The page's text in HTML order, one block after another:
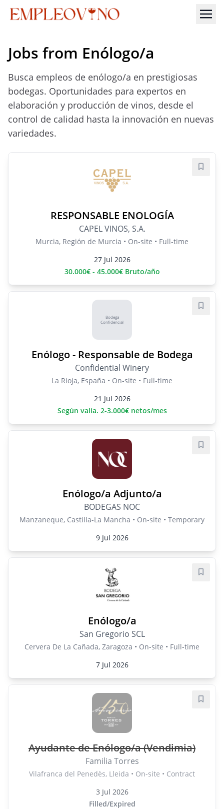
Jobs from Enólogo/a
Busca empleos de enólogo/a en prestigiosas
bodegas. Oportunidades para expertos en
elaboración y producción de vinos, desde el
control de calidad hasta la innovación en nuevas
variedades.
RESPONSABLE ENOLOGÍA
CAPEL VINOS, S.A.
Murcia, Región de Murcia • On-site • Full-time
27 Jul 2026
30.000€ - 45.000€ Bruto/año
Save
Bodega
Confidencial
Enólogo - Responsable de Bodega
Confidential Winery
La Rioja, España • On-site • Full-time
21 Jul 2026
Según valía. 2-3.000€ netos/mes
Save
Enólogo/a Adjunto/a
BODEGAS NOC
Manzaneque, Castilla-La Mancha • On-site • Temporary
9 Jul 2026
Save
Enólogo/a
San Gregorio SCL
Cervera De La Cañada, Zaragoza • On-site • Full-time
7 Jul 2026
Save
Ayudante de Enólogo/a (Vendimia)
Familia Torres
Vilafranca del Penedès, Lleida • On-site • Contract
3 Jul 2026
Filled/Expired
Save